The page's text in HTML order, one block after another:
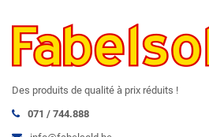
Des produits de qualité à prix réduits !
071 / 744.888